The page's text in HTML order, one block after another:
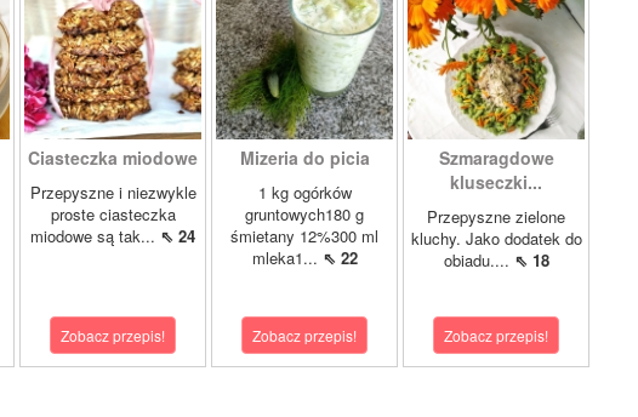
Ciasteczka miodowe
Przepyszne i niezwykle
proste ciasteczka
miodowe są tak... ⇖ 24
Zobacz przepis!
Mizeria do picia
1 kg ogórków
gruntowych180 g
śmietany 12%300 ml
mleka1... ⇖ 22
Zobacz przepis!
Szmaragdowe
kluseczki...
Przepyszne zielone
kluchy. Jako dodatek do
obiadu.... ⇖ 18
Zobacz przepis!